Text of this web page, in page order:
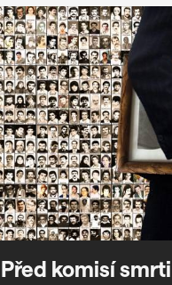
Před komisí smrti